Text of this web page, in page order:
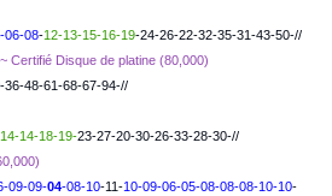
06-08-12-13-15-16-19-24-26-22-32-35-31-43-50-//
Certifié Disque de platine (80,000)
36-48-61-68-67-94-//
14-18-19-23-27-20-30-26-33-28-30-//
09-09-04-08-10-11-10-09-06-05-08-08-08-10-10-